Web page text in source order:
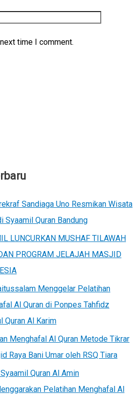
time I comment.
Sandiaga Uno Resmikan Wisata
Syaamil Quran Bandung
LUNCURKAN MUSHAF TILAWAH
PROGRAM JELAJAH MASJID
Menggelar Pelatihan
Al Quran di Ponpes Tahfidz
Quran Al Karim
Menghafal Al Quran Metode Tikrar
Raya Bani Umar oleh RSQ Tiara
Quran Al Amin
Pelatihan Menghafal Al